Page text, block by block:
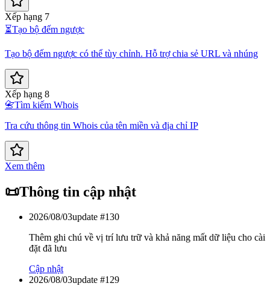
Xếp hạng 7
⏳Tạo bộ đếm ngược
Tạo bộ đếm ngược có thể tùy chỉnh. Hỗ trợ chia sẻ URL và nhúng
Xếp hạng 8
📇Tìm kiếm Whois
Tra cứu thông tin Whois của tên miền và địa chỉ IP
Xem thêm
📜Thông tin cập nhật
2026/08/03update #130
Thêm ghi chú về vị trí lưu trữ và khả năng mất dữ liệu cho cài
đặt đã lưu
Cập nhật
2026/08/03update #129